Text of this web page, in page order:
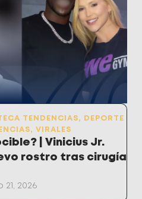
TENDENCIAS,
DEPORTE
, VIRALES
| Vinicius Jr.
rostro tras cirugía
21, 2026